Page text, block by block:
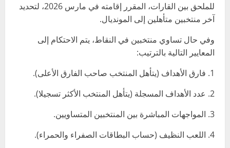
للملحق بين القارات، المقرر إقامته في مارس 2026، لتحديد
آخر منتخبين متأهلين إلى المونديال.
وفي حال تساوي منتخبين في النقاط، يتم الاحتكام إلى
المعايير التالية بالترتيب:
1. فارق الأهداف (يتأهل المنتخب صاحب الفارق الأعلى).
2. عدد الأهداف المسجلة (يتأهل المنتخب الأكثر تسجيلا).
3. المواجهات المباشرة بين المنتخبين المتساويين.
4. اللعب النظيف (حساب البطاقات الصفراء والحمراء).